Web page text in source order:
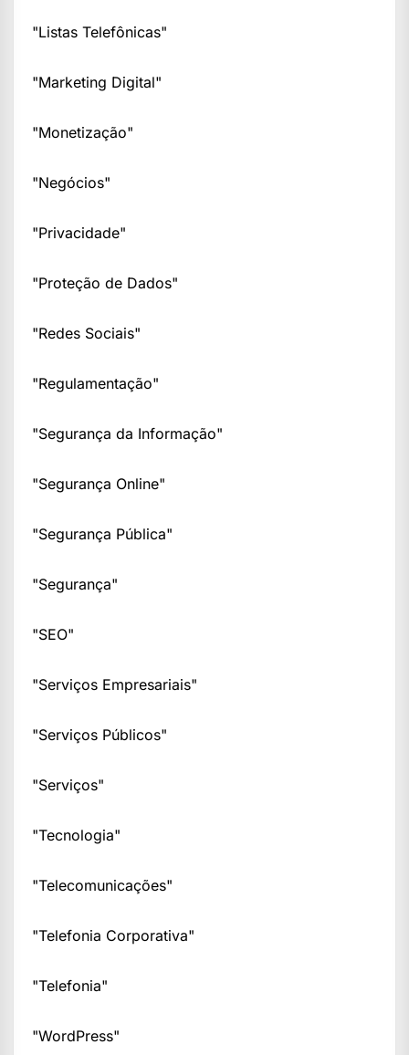
"Listas Telefônicas"
"Marketing Digital"
"Monetização"
"Negócios"
"Privacidade"
"Proteção de Dados"
"Redes Sociais"
"Regulamentação"
"Segurança da Informação"
"Segurança Online"
"Segurança Pública"
"Segurança"
"SEO"
"Serviços Empresariais"
"Serviços Públicos"
"Serviços"
"Tecnologia"
"Telecomunicações"
"Telefonia Corporativa"
"Telefonia"
"WordPress"